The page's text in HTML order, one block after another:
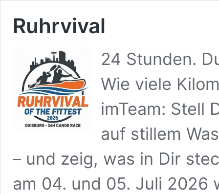
Ruhrvival
24 Stunden.
Wie viele
imTeam: Stell
auf stillem
– und zeig, was in Dir
am 04. und 05. Juli 2026